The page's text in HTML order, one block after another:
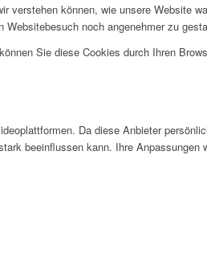
können, wie unsere Website
noch angenehmer zu
Sie diese Cookies durch Ihren
Da diese Anbieter
beeinflussen kann. Ihre Anpassungen